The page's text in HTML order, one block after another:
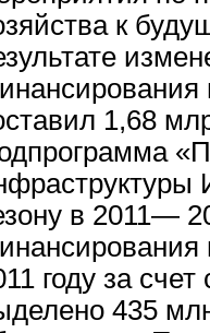
к
1,68
в 2011—
году за
435